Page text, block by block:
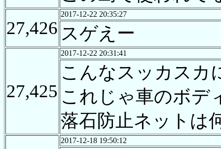
27,426
2017-12-22 20:35:27
スゲえー
27,425
2017-12-22 20:31:41
こんなスッカスカ
これじゃ車のボデ
落石防止ネットは
2017-12-18 19:50:12